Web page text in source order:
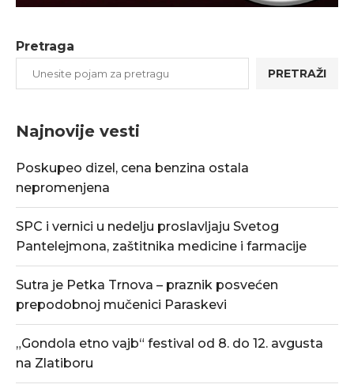
Pretraga
PRETRAŽI
Najnovije vesti
Poskupeo dizel, cena benzina ostala
nepromenjena
SPC i vernici u nedelju proslavljaju Svetog
Pantelejmona, zaštitnika medicine i farmacije
Sutra je Petka Trnova – praznik posvećen
prepodobnoj mučenici Paraskevi
„Gondola etno vajb“ festival od 8. do 12. avgusta
na Zlatiboru